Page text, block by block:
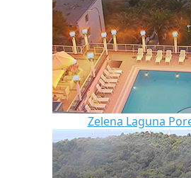
Zelena Laguna